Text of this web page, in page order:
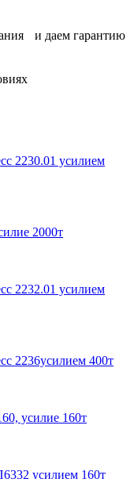
и даем гарантию
2230.01 усилием
2000т
2232.01 усилием
2236усилием 400т
усилие 160т
усилием 160т